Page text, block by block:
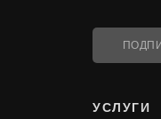
УСЛУГИ